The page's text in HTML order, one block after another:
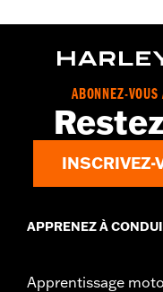
ABONNEZ-
INSCRIVEZ-
APPRENEZ À
Apprentissage moto